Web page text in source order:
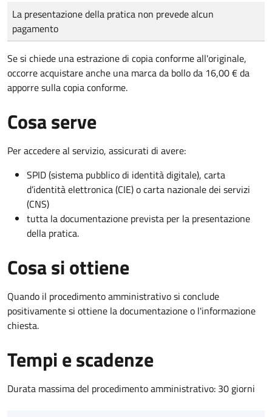
Tipo di pagamento
Importo
La presentazione della pratica non prevede alcun
pagamento
Se si chiede una estrazione di copia conforme all'originale,
occorre acquistare anche una marca da bollo da 16,00 € da
apporre sulla copia conforme.
Cosa serve
Per accedere al servizio, assicurati di avere:
SPID (sistema pubblico di identità digitale), carta
d’identità elettronica (CIE) o carta nazionale dei servizi
(CNS)
tutta la documentazione prevista per la presentazione
della pratica.
Cosa si ottiene
Quando il procedimento amministrativo si conclude
positivamente si ottiene la documentazione o l'informazione
chiesta.
Tempi e scadenze
Durata massima del procedimento amministrativo: 30 giorni